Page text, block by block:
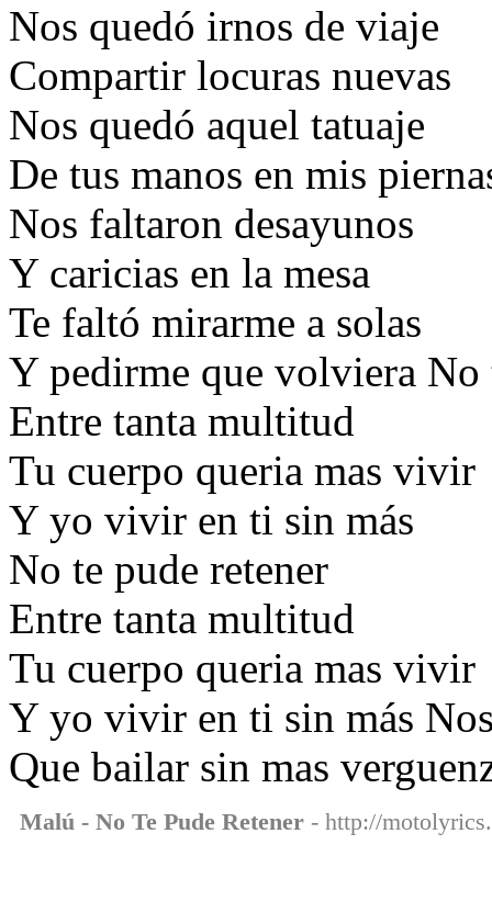
Nos quedó irnos de viaje
Compartir locuras nuevas
Nos quedó aquel tatuaje
De tus manos en mis
Nos faltaron desayunos
Y caricias en la mesa
Te faltó mirarme a solas
Y pedirme que volviera No
Entre tanta multitud
Tu cuerpo queria mas vivir
Y yo vivir en ti sin más
No te pude retener
Entre tanta multitud
Tu cuerpo queria mas vivir
Y yo vivir en ti sin más
Que bailar sin mas
Malú - No Te Pude Retener - http://